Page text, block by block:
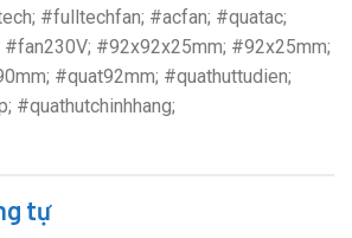
#fulltechfan; #acfan; #quatac;
#92x92x25mm; #92x25mm;
#quat92mm; #quathuttudien;
#quathutchinhhang;
tự